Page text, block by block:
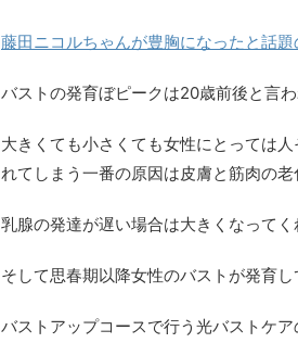
藤田ニコルちゃんが豊胸になったと話
バストの発育ぼピークは20歳前後と言わ
大きくても小さくても女性にとっては
れてしまう一番の原因は皮膚と筋肉の老
乳腺の発達が遅い場合は大きくなってく
そして思春期以降女性のバストが発育
バストアップコースで行う光バストケア